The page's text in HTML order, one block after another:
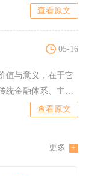
查看原文
05-16
值与意义，在于它
统金融体系、主打
查看原文
更多